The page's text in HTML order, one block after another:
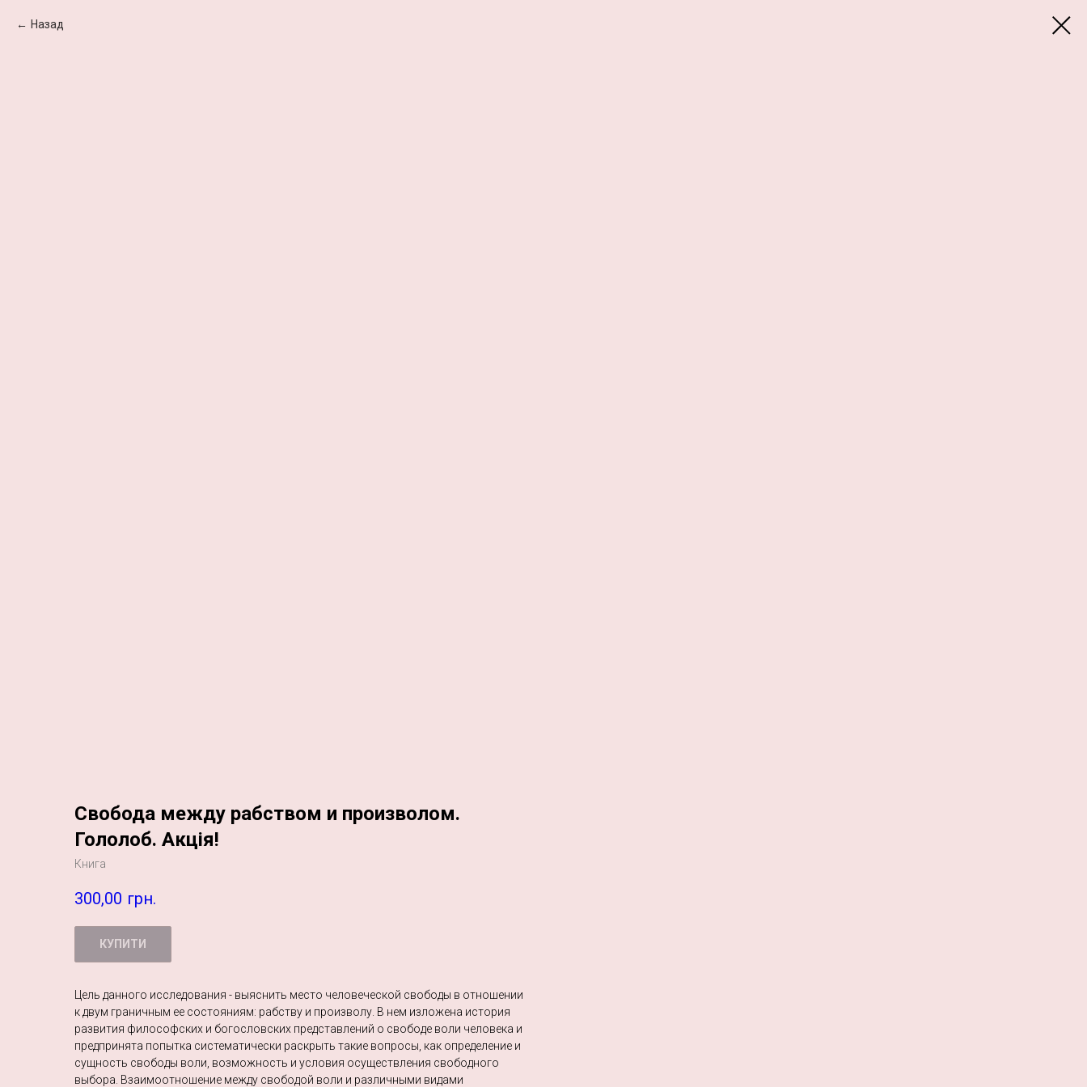
Назад
Свобода между рабством и произволом.
Гололоб. Акція!
Книга
300,00 грн.
КУПИТИ
Цель данного исследования - выяснить место человеческой свободы в отношении
к двум граничным ее состояниям: рабству и произволу. В нем изложена история
развития философских и богословских представлений о свободе воли человека и
предпринята попытка систематически раскрыть такие вопросы, как определение и
сущность свободы воли, возможность и условия осуществления свободного
выбора. Взаимоотношение между свободой воли и различными видами